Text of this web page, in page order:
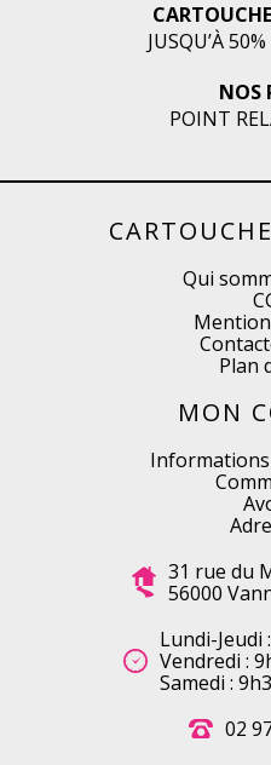
JUSQU’À
NOS
POINT
Qui
Plan
MON
31 rue du
56000
Lundi-Jeudi
Vendredi :
Samedi :
02